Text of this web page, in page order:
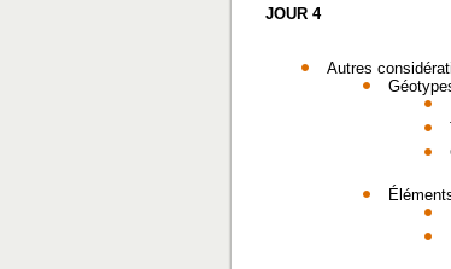
JOUR 4
Autres